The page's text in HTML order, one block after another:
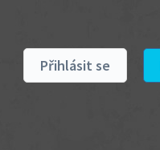
Přihlásit se